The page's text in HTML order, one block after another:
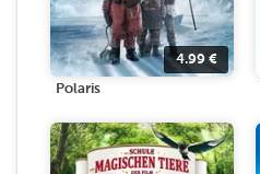
4.99 €
Polaris